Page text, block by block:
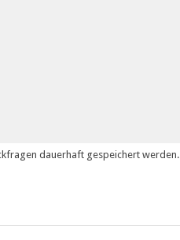
dauerhaft gespeichert werden.